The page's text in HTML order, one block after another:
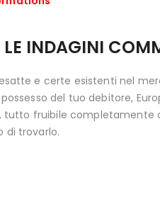
INDAGINI
e certe esistenti nel
del tuo debitore,
, tutto fruibile completamente
di trovarlo.